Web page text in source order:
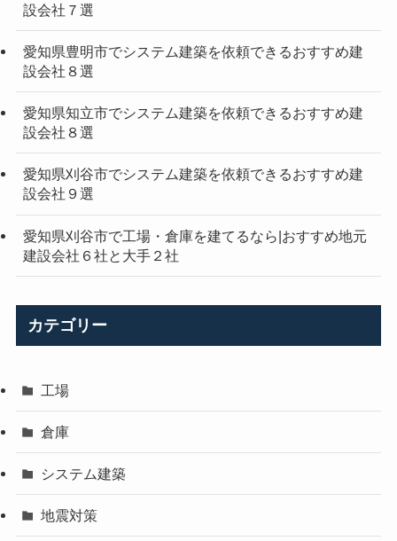
設会社７選
愛知県豊明市でシステム建築を依頼できるおすすめ建
設会社８選
愛知県知立市でシステム建築を依頼できるおすすめ建
設会社８選
愛知県刈谷市でシステム建築を依頼できるおすすめ建
設会社９選
愛知県刈谷市で工場・倉庫を建てるなら|おすすめ地元
建設会社６社と大手２社
カテゴリー
工場
倉庫
システム建築
地震対策